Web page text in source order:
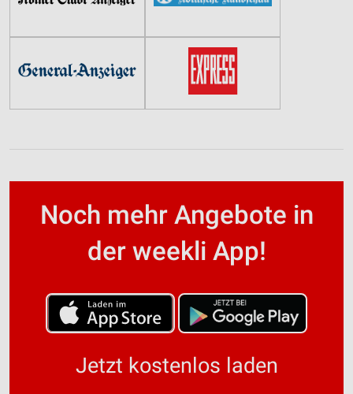
Noch mehr Angebote in
der weekli App!
Jetzt kostenlos laden